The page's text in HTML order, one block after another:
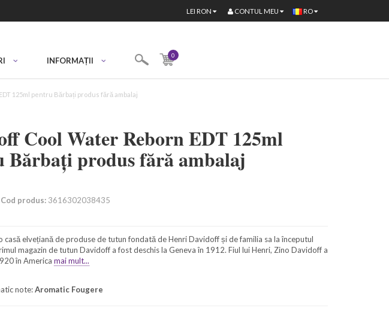
RO
LEI RON CONTUL MEU
INFORMAȚII
0
125ml pentru Bărbați produs fără ambalaj
Cool Water Reborn EDT 125ml
Bărbați produs fără ambalaj
Cod produs:3616302038435
casă elvețiană de produse de tutun fondată de Henri Davidoff și de familia sa la începutul
magazin de tutun Davidoff a fost deschis la Geneva în 1912. Fiul lui Henri, Zino Davidoff a
în America mai mult...
note:Aromatic Fougere